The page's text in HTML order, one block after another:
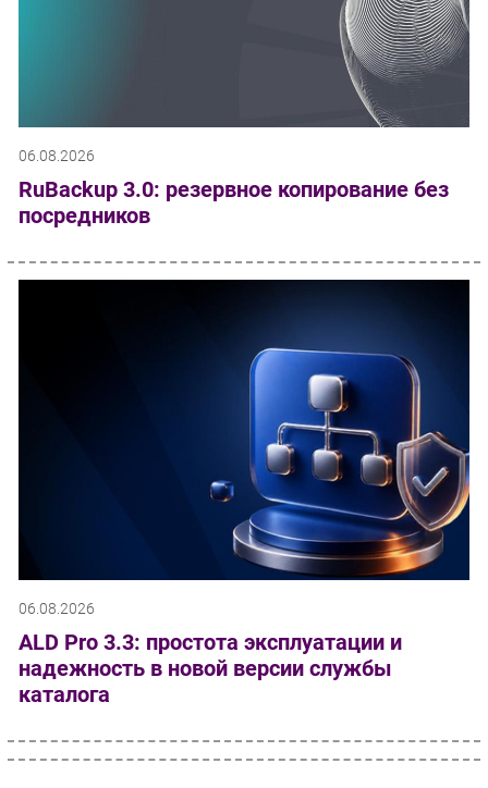
06.08.2026
RuBackup 3.0: резервное копирование без
посредников
06.08.2026
ALD Pro 3.3: простота эксплуатации и
надежность в новой версии службы
каталога